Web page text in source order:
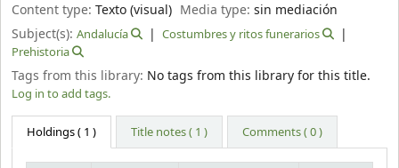
Content type: Texto (visual) Media type:sin mediación
Subject(s): Andalucía
Costumbres y ritos funerarios
Prehistoria
Tags from this library: No tags from this library for this title.
Log in to add tags.
Holdings( 1 ) Title notes ( 1 ) Comments ( 0 )